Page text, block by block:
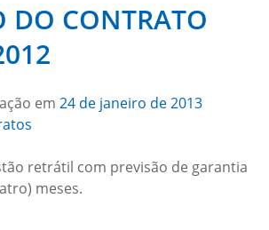
DO CONTRATO
em 24 de janeiro de 2013
retrátil com previsão de garantia
meses.